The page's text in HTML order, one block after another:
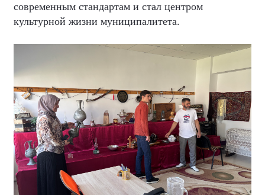
современным стандартам и стал центром
культурной жизни муниципалитета.